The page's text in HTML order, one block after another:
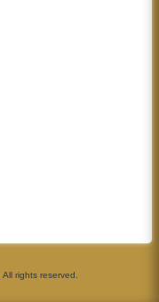
All rights reserved.